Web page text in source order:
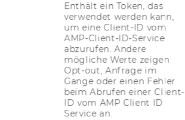
SOCIAL MEDIA
Enthält ein Token, das
verwendet werden kann,
um eine Client-ID vom
AMP-Client-ID-Service
abzurufen. Andere
mögliche Werte zeigen
Opt-out, Anfrage im
Gange oder einen Fehler
beim Abrufen einer Client-
ID vom AMP Client ID
Service an.